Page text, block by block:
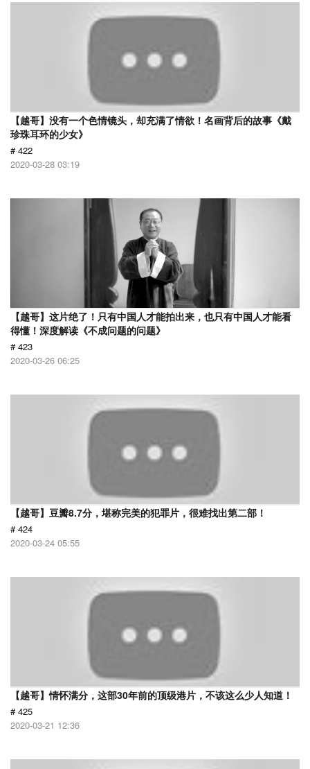
【越哥】没有一个色情镜头，却充满了情欲！名画背后的故事《戴
珍珠耳环的少女》
# 422
2020-03-28 03:19
【越哥】这片绝了！只有中国人才能拍出来，也只有中国人才能看
得懂！深度解读《不成问题的问题》
# 423
2020-03-26 06:25
【越哥】豆瓣8.7分，堪称完美的犯罪片，很难找出第二部！
# 424
2020-03-24 05:55
【越哥】情怀满分，这部30年前的顶级港片，不该这么少人知道！
# 425
2020-03-21 12:36